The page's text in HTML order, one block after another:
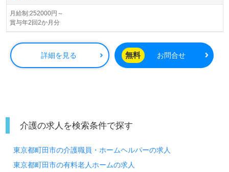
ビスをご提供。資格支援制度や教育研修プログラムも充
実。『入社してよかった！』のお声も届く企業様です。
◎24時間看護職員様在籍のメディカルホーム！職員様同士
のフォロー体制抜群、研修制度充実の事業所様！◎
看護助手や介護職経験のある方はもちろん、これから介護
知識や技術力を高めたい』『多彩なキャリアプランでなり
たい自分を目指したい』『施設形態や環境を変えて働きた
トよりご案内します。お問い合わせも遠慮なくお願いしま
す。
月給制:252000円～
賞与年2回2か月分
詳細を見る 無料 お問合せ
介護の求人を検索条件で探す
東京都町田市の介護職員・ホームヘルパーの求人
東京都町田市の有料老人ホームの求人